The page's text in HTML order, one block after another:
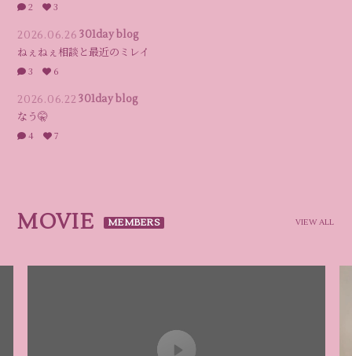
2 3
2026.06.26 301day blog
ねぇねぇ相談と最近のミレイ
3 6
2026.06.22 301day blog
なう🤫
4 7
MOVIE VIEW ALL